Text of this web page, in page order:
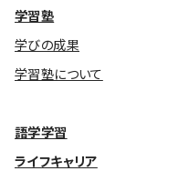
DX（デジタル変革）
DXビジョン・DX戦略
卓越した安全・安心を目指
免責事項
IRお問合せ
介護事業 採用
学習塾
学びの成果
学習塾について
語学学習
ライフキャリア